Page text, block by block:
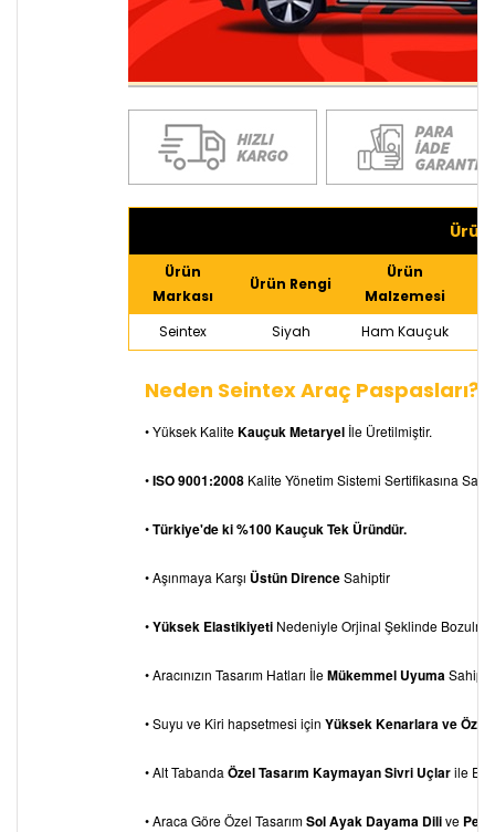
Ürün
Markası
Ürün Rengi
Ürün
Malzemesi
Seintex Siyah Ham Kauçuk
Neden Seintex Araç Paspasları?
• Yüksek KaliteKauçuk Metaryel İle Üretilmiştir.
•ISO 9001:2008 Kalite Yönetim Sistemi Sertifikasına
•Türkiye'de ki %100 Kauçuk Tek Üründür.
• Aşınmaya Karşı Üstün DirenceSahiptir
•Yüksek Elastikiyeti Nedeniyle Orjinal Şeklinde
• Aracınızın Tasarım Hatları İleMükemmel UyumaSahiptir
• Suyu ve Kiri hapsetmesi için Yüksek Kenarlara ve Özel
• Alt Tabanda Özel Tasarım Kaymayan Sivri Uçlarile
• Araca Göre Özel TasarımSol Ayak Dayama Dilive